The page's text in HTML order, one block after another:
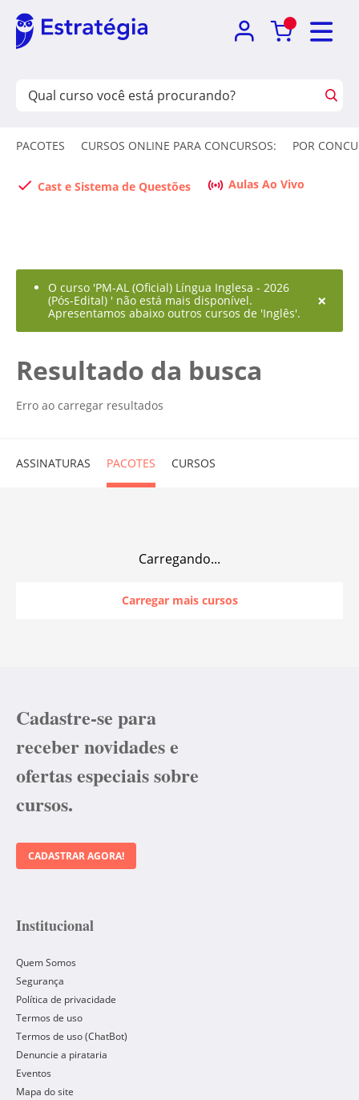
PACOTES CURSOS ONLINE PARA CONCURSOS: POR
Cast e Sistema de Questões Aulas Ao Vivo
O curso 'PM-AL (Oficial) Língua Inglesa - 2026
(Pós-Edital) ' não está mais disponível.
Apresentamos abaixo outros cursos de 'Inglês'.
×
Resultado da busca
Erro ao carregar resultados
ASSINATURAS PACOTES CURSOS
Carregando...
Carregar mais cursos
Cadastre-se para
receber novidades e
ofertas especiais sobre
cursos.
CADASTRAR AGORA!
Institucional
Quem Somos
Segurança
Política de privacidade
Termos de uso
Termos de uso (ChatBot)
Denuncie a pirataria
Eventos
Mapa do site